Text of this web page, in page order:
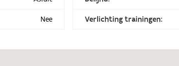
Nee Verlichting trainingen: